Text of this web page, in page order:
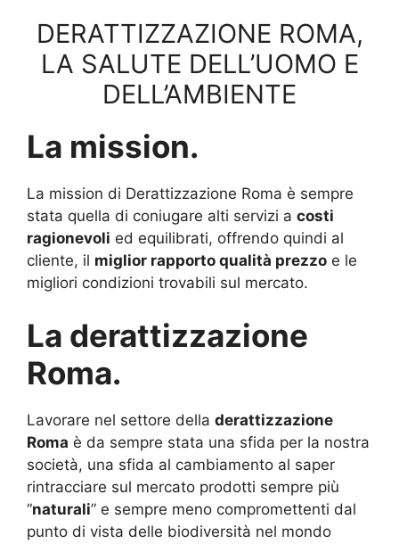
DERATTIZZAZIONE ROMA,
LA SALUTE DELL’UOMO E
DELL’AMBIENTE
La mission.
La mission di Derattizzazione Roma è sempre
stata quella di coniugare alti servizi a costi
ragionevoli ed equilibrati, offrendo quindi al
cliente, il miglior rapporto qualità prezzo e le
migliori condizioni trovabili sul mercato.
La derattizzazione
Roma.
Lavorare nel settore della derattizzazione
Roma è da sempre stata una sfida per la nostra
società, una sfida al cambiamento al saper
rintracciare sul mercato prodotti sempre più
“naturali” e sempre meno compromettenti dal
punto di vista delle biodiversità nel mondo